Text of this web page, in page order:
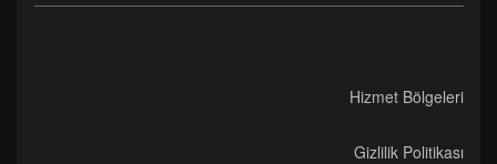
Hizmet Bölgeleri
Gizlilik Politikası